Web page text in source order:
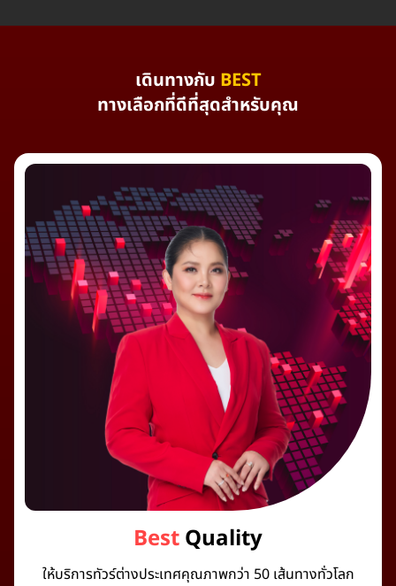
เดินทางกับ BEST
ทางเลือกที่ดีที่สุดสำหรับคุณ
BestQuality
ให้บริการทัวร์ต่างประเทศคุณภาพกว่า 50 เส้นทางทั่วโลก